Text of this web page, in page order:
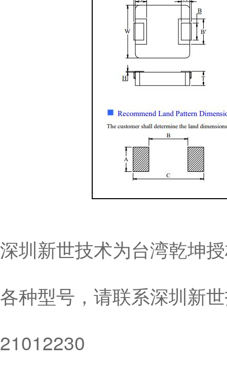
深圳新世技术为台湾乾坤
各种型号，请联系深圳新
21012230